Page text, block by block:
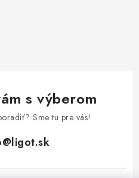
s výberom
Sme tu pre vás!
@ligot.sk